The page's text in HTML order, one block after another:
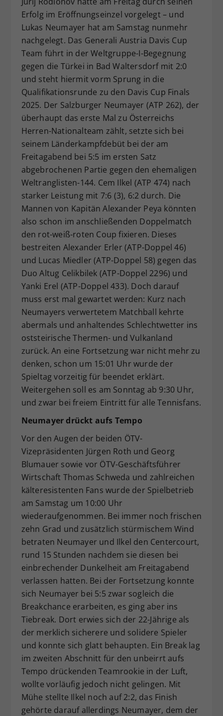
Erfolg im Eröffnungseinzel vorgelegt – und
Lukas Neumayer hat am Samstag nunmehr
nachgelegt. Das Generali Austria Davis Cup
Team führt in der Weltgruppe-I-Begegnung
gegen die Türkei in Bad Waltersdorf mit 2:0
und steht hiermit vorm Sprung in die
Qualifikationsrunde zu den Davis Cup Finals
2025. Der Salzburger Neumayer (ATP 262), der
überhaupt das erste Mal zu Österreichs
Herren-Nationalteam zählt, setzte sich bei
seinem Länderkampfdebüt bei der am
Freitagabend bei 5:5 im ersten Satz
abgebrochenen Partie gegen den ehemaligen
Weltranglisten-144. Cem Ilkel (ATP 474) nach
starker Leistung mit 7:6 (3), 6:2 durch. Die
Mannen von Kapitän Alexander Peya könnten
also schon im anschließenden Doppelmatch
den rot-weiß-roten Coup fixieren. Dieses
bestreiten Alexander Erler (ATP-Doppel 46)
und Lucas Miedler (ATP-Doppel 58) gegen das
Duo Altug Celikbilek (ATP-Doppel 2296) und
Yanki Erel (ATP-Doppel 433). Doch darauf
muss erst mal gewartet werden: Kurz nach
Neumayers verwertetem Matchball kehrte
abermals und anhaltendes Schlechtwetter ins
oststeirische Thermen- und Vulkanland
zurück. An eine Fortsetzung war nicht mehr zu
denken, schon um 15:01 Uhr wurde der
Spieltag vorzeitig für beendet erklärt.
Weitergehen soll es am Sonntag ab 9:30 Uhr,
und zwar bei freiem Eintritt für alle Tennisfans.
Neumayer drückt aufs Tempo
Vor den Augen der beiden ÖTV-
Vizepräsidenten Jürgen Roth und Georg
Blumauer sowie vor ÖTV-Geschäftsführer
Wirtschaft Thomas Schweda und zahlreichen
kälteresistenten Fans wurde der Spielbetrieb
am Samstag um 10:00 Uhr
wiederaufgenommen. Bei immer noch frischen
zehn Grad und zusätzlich stürmischem Wind
betraten Neumayer und Ilkel den Centercourt,
rund 15 Stunden nachdem sie diesen bei
einbrechender Dunkelheit am Freitagabend
verlassen hatten. Bei der Fortsetzung konnte
sich Neumayer bei 5:5 zwar sogleich die
Breakchance erarbeiten, es ging aber ins
Tiebreak. Dort erwies sich der 22-Jährige als
der merklich sicherere und solidere Spieler
und konnte sich glatt behaupten. Ein Break lag
im zweiten Abschnitt für den unbeirrt aufs
Tempo drückenden Teamrookie in der Luft,
wollte vorläufig jedoch nicht gelingen. Mit
Mühe stellte Ilkel noch auf 2:2, das Finish
gehörte darauf allerdings Neumayer, dem der
Zweck
Dieser Wert speichert Ihre Consent-
Einstellungen. Unter anderem eine
zufällig generierte ID, für die
historische Speicherung Ihrer
vorgenommen Einstellungen, falls der
Webseiten-Betreiber dies eingestellt
hat.